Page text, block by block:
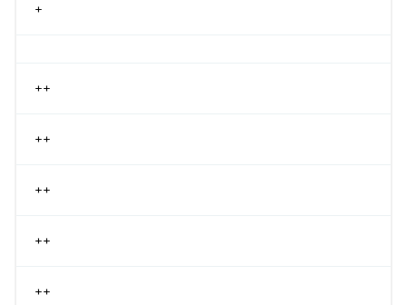
+
++
++
++
++
++